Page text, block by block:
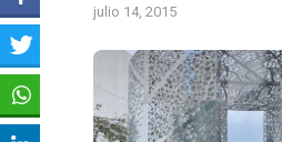
julio 14, 2015